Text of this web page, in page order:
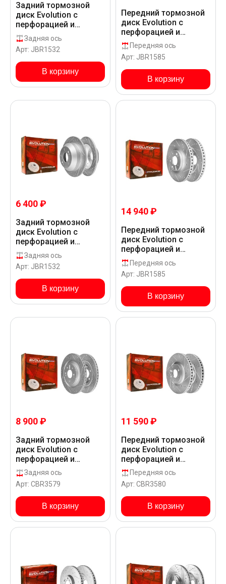
Задний тормозной
диск Evolution с
перфорацией и
насечками в покрытии
GEOMET для Hyundai
SANTA FE DM15
Задняя ось
Арт: JBR1532
В корзину
Передний тормозной
диск Evolution с
перфорацией и
насечками, в
покрытии GEOMET для
Hyundai SANTA FE
DM15
Передняя ось
Арт: JBR1585
В корзину
6 400 ₽
Задний тормозной
диск Evolution с
перфорацией и
насечками в покрытии
GEOMET для Hyundai
SANTA FE DMA16 US
Задняя ось
Арт: JBR1532
В корзину
14 940 ₽
Передний тормозной
диск Evolution с
перфорацией и
насечками, в
покрытии GEOMET для
Hyundai SANTA FE
DMA16 US
Передняя ось
Арт: JBR1585
В корзину
8 900 ₽
Задний тормозной
диск Evolution с
перфорацией и
насечками, в
покрытии GEOMET для
Hyundai SANTA FE
KEURPS120
Задняя ось
Арт: CBR3579
В корзину
11 590 ₽
Передний тормозной
диск Evolution с
перфорацией и
насечками, в
покрытии GEOMET для
Hyundai SANTA FE
KEURPS120
Передняя ось
Арт: CBR3580
В корзину